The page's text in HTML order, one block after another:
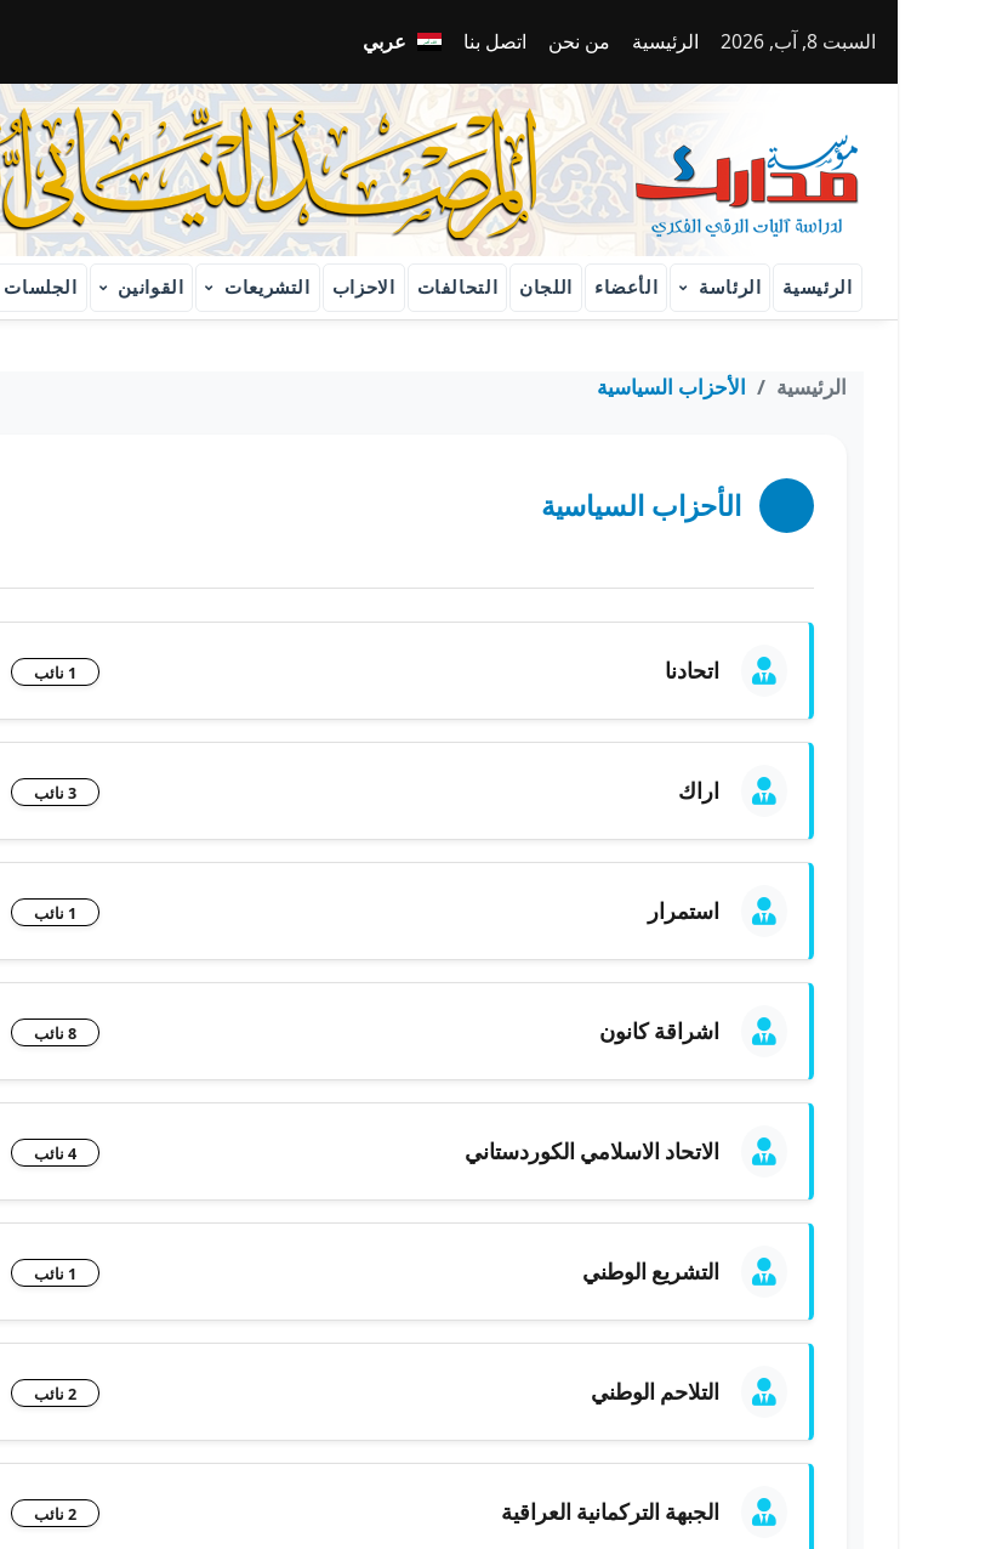
السبت 8, آب, 2026 الرئيسية من نحن اتصل بنا الله أكبر عربي
الرئيسية الرئاسة الأعضاء اللجان التحالفات الاحزاب التشريعات القوانين الجلسات
الرئيسية الأحزاب السياسية
الأحزاب السياسية
اتحادنا 1 نائب
اراك 3 نائب
استمرار 1 نائب
اشراقة كانون 8 نائب
الاتحاد الاسلامي الكوردستاني 4 نائب
التشريع الوطني 1 نائب
التلاحم الوطني 2 نائب
الجبهة التركمانية العراقية 2 نائب